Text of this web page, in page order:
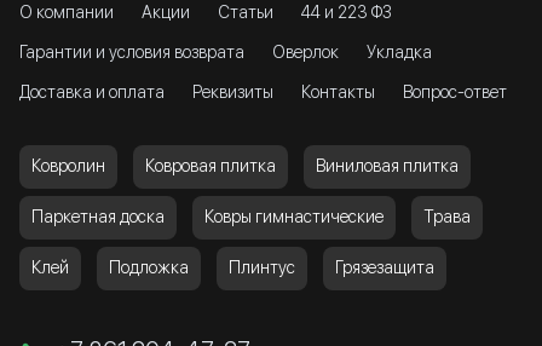
О компании Акции Статьи 44 и 223 ФЗ
Гарантии и условия возврата Оверлок Укладка
Доставка и оплата Реквизиты Контакты Вопрос-ответ
Ковролин Ковровая плитка Виниловая плитка
Паркетная доска Ковры гимнастические Трава
Клей Подложка Плинтус Грязезащита